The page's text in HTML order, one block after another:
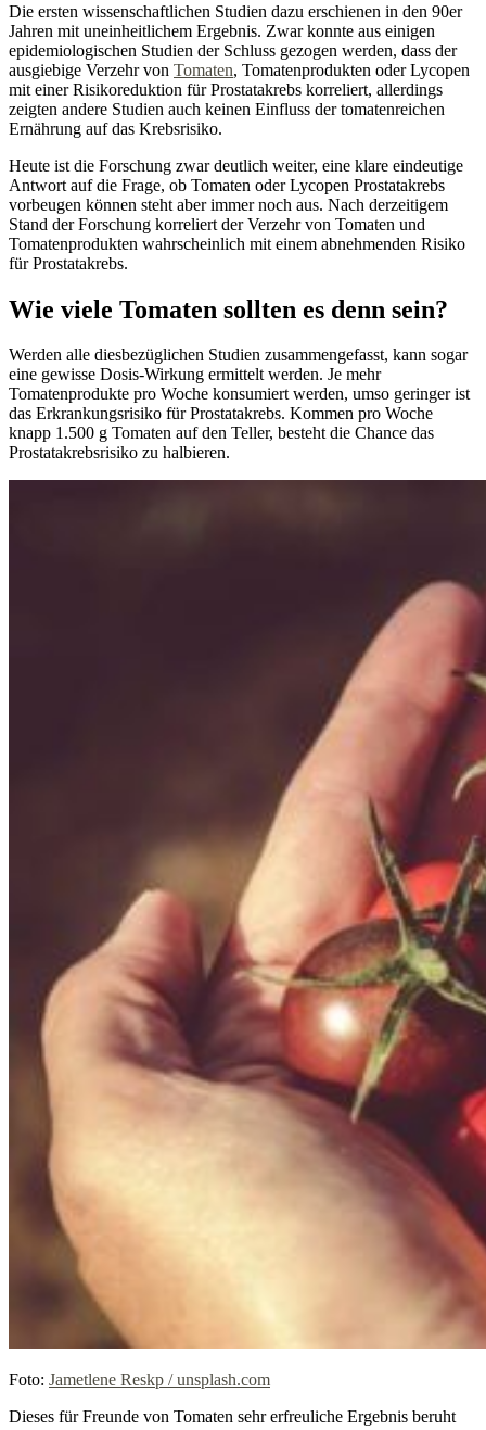
Die ersten wissenschaftlichen Studien dazu erschienen in den 90er
Jahren mit uneinheitlichem Ergebnis. Zwar konnte aus einigen
epidemiologischen Studien der Schluss gezogen werden, dass der
ausgiebige Verzehr von Tomaten, Tomatenprodukten oder Lycopen
mit einer Risikoreduktion für Prostatakrebs korreliert, allerdings
zeigten andere Studien auch keinen Einfluss der tomatenreichen
Ernährung auf das Krebsrisiko.
Heute ist die Forschung zwar deutlich weiter, eine klare eindeutige
Antwort auf die Frage, ob Tomaten oder Lycopen Prostatakrebs
vorbeugen können steht aber immer noch aus. Nach derzeitigem
Stand der Forschung korreliert der Verzehr von Tomaten und
Tomatenprodukten wahrscheinlich mit einem abnehmenden Risiko
für Prostatakrebs.
Wie viele Tomaten sollten es denn sein?
Werden alle diesbezüglichen Studien zusammengefasst, kann sogar
eine gewisse Dosis-Wirkung ermittelt werden. Je mehr
Tomatenprodukte pro Woche konsumiert werden, umso geringer ist
das Erkrankungsrisiko für Prostatakrebs. Kommen pro Woche
knapp 1.500 g Tomaten auf den Teller, besteht die Chance das
Prostatakrebsrisiko zu halbieren.
Foto: Jametlene Reskp / unsplash.com
Dieses für Freunde von Tomaten sehr erfreuliche Ergebnis beruht